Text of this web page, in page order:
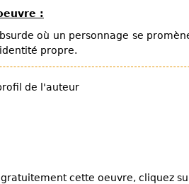
:
où un personnage se
propre.
de l'auteur
cette oeuvre, cliquez